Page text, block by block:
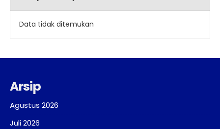
Data tidak ditemukan
Arsip
Agustus 2026
Juli 2026